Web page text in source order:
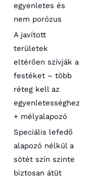
egyenletes és
nem porózus
A javított
területek
eltérően szívják a
festéket – több
réteg kell az
egyenletességhez
+ mélyalapozó
Speciális lefedő
alapozó nélkül a
sötét szín szinte
biztosan átüt